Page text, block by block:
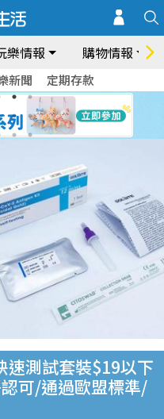
樂情報 購物情報
新聞 定期存款
速測試套裝$19以下
可/通過歐盟標準/